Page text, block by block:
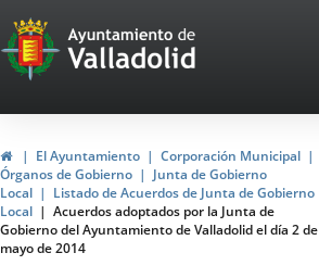
Portal
Web
del
Ayuntamiento
de
Valladolid
HomeEl Ayuntamiento
Corporación Municipal
Órganos de Gobierno
Junta de Gobierno
Local
Listado de Acuerdos de Junta de Gobierno
Local
Acuerdos adoptados por la Junta de
Gobierno del Ayuntamiento de Valladolid el día 2 de
mayo de 2014